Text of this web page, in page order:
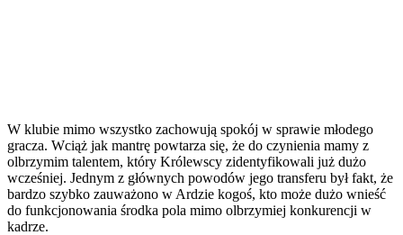
W klubie mimo wszystko zachowują spokój w sprawie młodego
gracza. Wciąż jak mantrę powtarza się, że do czynienia mamy z
olbrzymim talentem, który Królewscy zidentyfikowali już dużo
wcześniej. Jednym z głównych powodów jego transferu był fakt, że
bardzo szybko zauważono w Ardzie kogoś, kto może dużo wnieść
do funkcjonowania środka pola mimo olbrzymiej konkurencji w
kadrze.